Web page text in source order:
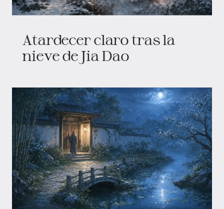
Atardecer claro tras la
nieve de Jia Dao